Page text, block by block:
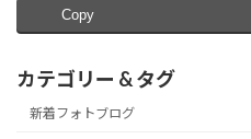
Copy
カテゴリー & タグ
新着フォトブログ